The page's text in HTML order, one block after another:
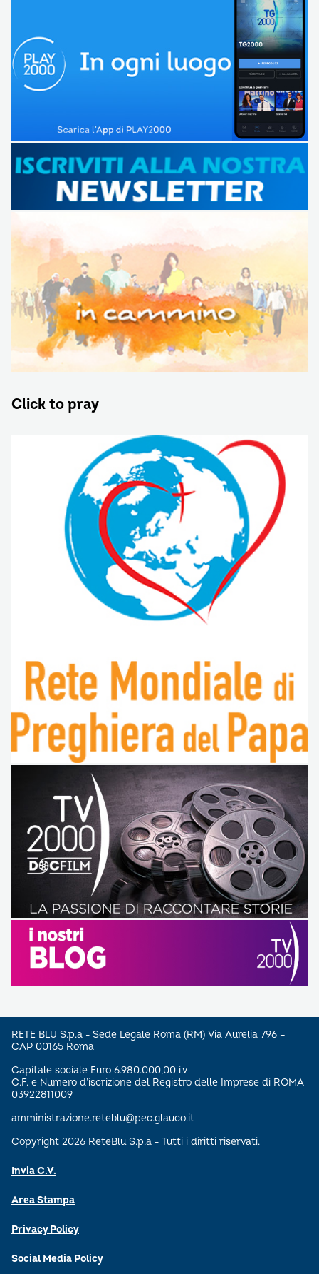
Click to pray
RETE BLU S.p.a - Sede Legale Roma (RM) Via Aurelia 796 –
CAP 00165 Roma
Capitale sociale Euro 6.980.000,00 i.v
C.F. e Numero d’iscrizione del Registro delle Imprese di ROMA
03922811009
amministrazione.reteblu@pec.glauco.it
Copyright 2026 ReteBlu S.p.a - Tutti i diritti riservati.
Invia C.V.
Area Stampa
Privacy Policy
Social Media Policy